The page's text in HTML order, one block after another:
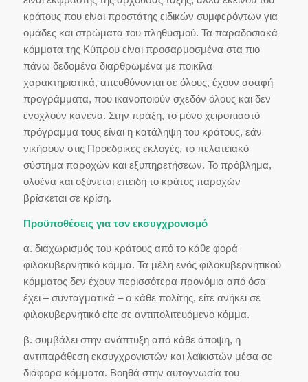
κράτους που είναι προστάτης ειδικών συμφερόντων για
ομάδες και στρώματα του πληθυσμού. Τα παραδοσιακά
κόμματα της Κύπρου είναι προσαρμοσμένα στα πιο
πάνω δεδομένα διαρθρωμένα με ποικίλα
χαρακτηριστικά, απευθύνονται σε όλους, έχουν ασαφή
προγράμματα, που ικανοποιούν σχεδόν όλους και δεν
ενοχλούν κανένα. Στην πράξη, το μόνο χειροπιαστό
πρόγραμμα τους είναι η κατάληψη του κράτους, εάν
νικήσουν στις Προεδρικές εκλογές, το πελατειακό
σύστημα παροχών και εξυπηρετήσεων. Το πρόβλημα,
ολοένα και οξύνεται επειδή το κράτος παροχών
βρίσκεται σε κρίση.
Προϋποθέσεις για τον εκσυγχρονισμό
α. διαχωρισμός του κράτους από το κάθε φορά
φιλοκυβερνητικό κόμμα. Τα μέλη ενός φιλοκυβερνητικού
κόμματος δεν έχουν περισσότερα προνόμια από όσα
έχει – συνταγματικά – ο κάθε πολίτης, είτε ανήκει σε
φιλοκυβερνητικό είτε σε αντιπολιτευόμενο κόμμα.
β. συμβάλει στην ανάπτυξη από κάθε άποψη, η
αντιπαράθεση εκσυγχρονιστών και λαϊκιστών μέσα σε
διάφορα κόμματα. Βοηθά στην αυτογνωσία του